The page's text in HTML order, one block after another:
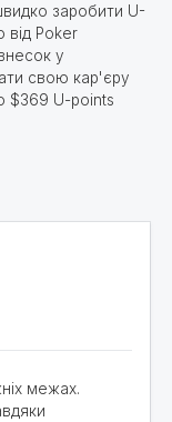
заробити U-
Poker
у
свою кар'єру
$369 U-points
межах.